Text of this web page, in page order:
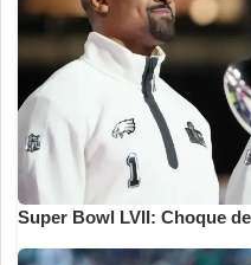
Super Bowl LVII: Choque